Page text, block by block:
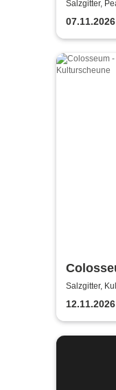
Salzgitter,
07.11.2026
Fields
Salzgitter,
12.11.2026